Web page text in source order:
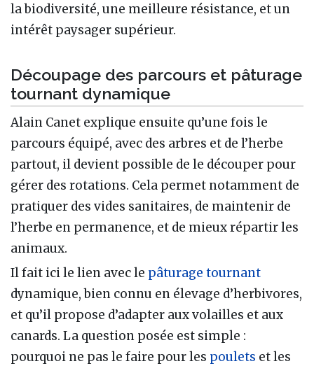
la biodiversité, une meilleure résistance, et un
intérêt paysager supérieur.
Découpage des parcours et pâturage
tournant dynamique
Alain Canet explique ensuite qu’une fois le
parcours équipé, avec des arbres et de l’herbe
partout, il devient possible de le découper pour
gérer des rotations. Cela permet notamment de
pratiquer des vides sanitaires, de maintenir de
l’herbe en permanence, et de mieux répartir les
animaux.
Il fait ici le lien avec le pâturage tournant
dynamique, bien connu en élevage d’herbivores,
et qu’il propose d’adapter aux volailles et aux
canards. La question posée est simple :
pourquoi ne pas le faire pour les poulets et les